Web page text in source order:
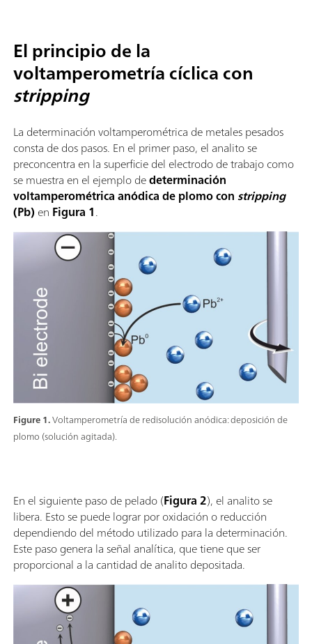
Figure 1.Voltamperometría de redisolución anódica: deposición de
plomo (solución agitada).
El principio de la
voltamperometría cíclica con
stripping
La determinación voltamperométrica de metales pesados
consta de dos pasos. En el primer paso, el analito se
preconcentra en la superficie del electrodo de trabajo como
se muestra en el ejemplo dedeterminación
voltamperométrica anódica de plomo constripping
(Pb) en Figura 1.
En el siguiente paso de pelado (Figura 2), el analito se
libera. Esto se puede lograr por oxidación o reducción
dependiendo del método utilizado para la determinación.
Este paso genera la señal analítica, que tiene que ser
proporcional a la cantidad de analito depositada.